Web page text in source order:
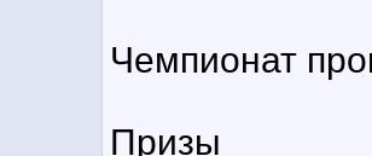
Чемпионат
Призы